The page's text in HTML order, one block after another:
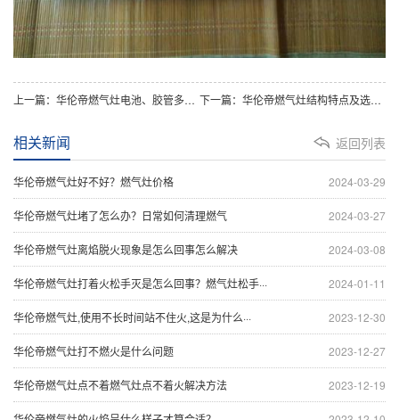
上一篇：华伦帝燃气灶电池、胶管多久换一 下一篇：华伦帝燃气灶结构特点及选购知识讲解
返回列表
相关新闻
2024-03-29
华伦帝燃气灶好不好？燃气灶价格
2024-03-27
华伦帝燃气灶堵了怎么办？日常如何清理燃气
2024-03-08
华伦帝燃气灶离焰脱火现象是怎么回事怎么解决
2024-01-11
华伦帝燃气灶打着火松手灭是怎么回事？燃气灶松手···
2023-12-30
华伦帝燃气灶,使用不长时间站不住火,这是为什么···
2023-12-27
华伦帝燃气灶打不燃火是什么问题
2023-12-19
华伦帝燃气灶点不着燃气灶点不着火解决方法